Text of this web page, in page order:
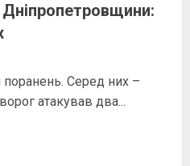
Серед них –
атакував два...